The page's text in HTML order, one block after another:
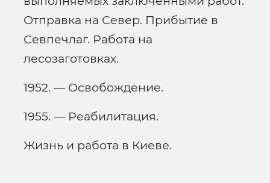
Отправка на Север. Прибытие в
Севпечлаг. Работа на
лесозаготовках.
1952. — Освобождение.
1955. — Реабилитация.
Жизнь и работа в Киеве.